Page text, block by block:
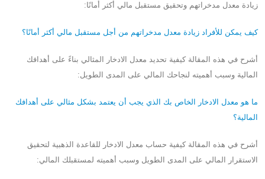
زيادة معدل مدخراتهم وتحقيق مستقبل مالي أكثر أمانًا:
كيف يمكن للأفراد زيادة معدل مدخراتهم من أجل مستقبل مالي أكثر أمانًا؟
أشرح في هذه المقالة كيفية تحديد معدل الادخار المثالي بناءً على أهدافك
المالية وسبب أهميته لنجاحك المالي على المدى الطويل:
ما هو معدل الادخار الخاص بك الذي يجب أن يعتمد بشكل مثالي على أهدافك
المالية؟
أشرح في هذه المقالة كيفية حساب معدل الادخار للقاعدة الذهبية لتحقيق
الاستقرار المالي على المدى الطويل وسبب أهميته لمستقبلك المالي: